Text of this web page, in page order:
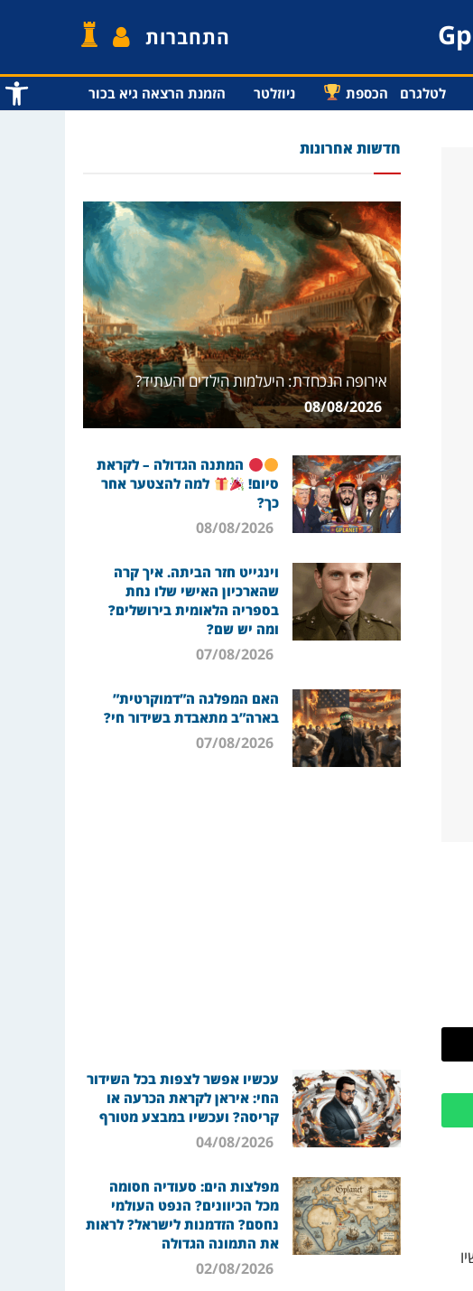
פתח
התחברות
לטלגרם הכספת ניוזלטר הזמנת הרצאה גיא בכור
חדשות אחרונות
אירופה הנכחדת: היעלמות הילדים והעתיד?
08/08/2026
המתנה הגדולה – לקראת
סיום!
למה להצטער אחר
כך?
08/08/2026
וינגייט חזר הביתה. איך קרה
שהארכיון האישי שלו נחת
בספריה הלאומית בירושלים?
ומה יש שם?
07/08/2026
האם המפלגה ה”דמוקרטית”
בארה”ב מתאבדת בשידור חי?
07/08/2026
עכשיו אפשר לצפות בכל השידור
החי: איראן לקראת הכרעה או
קריסה? ועכשיו במבצע מטורף
04/08/2026
מפלצות הים: סעודיה חסומה
מכל הכיוונים? הנפט העולמי
נחסם? הזדמנות לישראל? לראות
את התמונה הגדולה
02/08/2026